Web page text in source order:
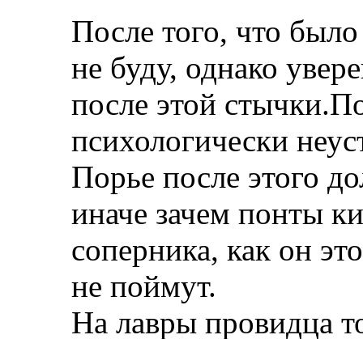
После того, что
не буду, однако
после этой
психологически
Порье после этого
иначе зачем понты
соперника, как он
не поймут.
На лавры провидца